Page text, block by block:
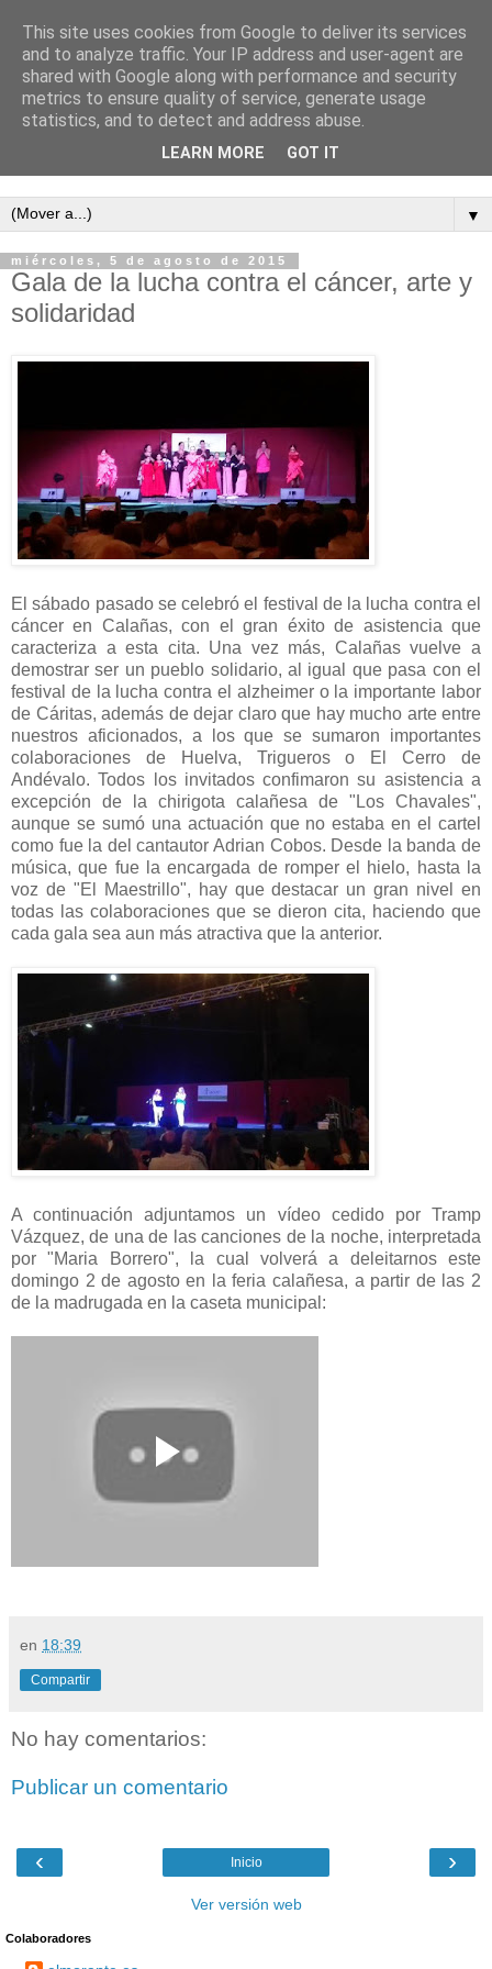
Semanario independiente de Calañas
▼
miércoles, 5 de agosto de 2015
Gala de la lucha contra el cáncer, arte y
solidaridad
El sábado pasado se celebró el festival de la lucha contra el
cáncer en Calañas, con el gran éxito de asistencia que
caracteriza a esta cita. Una vez más, Calañas vuelve a
demostrar ser un pueblo solidario, al igual que pasa con el
festival de la lucha contra el alzheimer o la importante labor
de Cáritas, además de dejar claro que hay mucho arte entre
nuestros aficionados, a los que se sumaron importantes
colaboraciones de Huelva, Trigueros o El Cerro de
Andévalo. Todos los invitados confimaron su asistencia a
excepción de la chirigota calañesa de "Los Chavales",
aunque se sumó una actuación que no estaba en el cartel
como fue la del cantautor Adrian Cobos. Desde la banda de
música, que fue la encargada de romper el hielo, hasta la
voz de "El Maestrillo", hay que destacar un gran nivel en
todas las colaboraciones que se dieron cita, haciendo que
cada gala sea aun más atractiva que la anterior.
A continuación adjuntamos un vídeo cedido por Tramp
Vázquez, de una de las canciones de la noche, interpretada
por "Maria Borrero", la cual volverá a deleitarnos este
domingo 2 de agosto en la feria calañesa, a partir de las 2
de la madrugada en la caseta municipal:
en 18:39
Compartir
No hay comentarios:
Publicar un comentario
‹ ›
Inicio
Ver versión web
Colaboradores
This site uses cookies from Google to deliver its services
and to analyze traffic. Your IP address and user-agent are
shared with Google along with performance and security
metrics to ensure quality of service, generate usage
statistics, and to detect and address abuse.
LEARN MORE GOT IT